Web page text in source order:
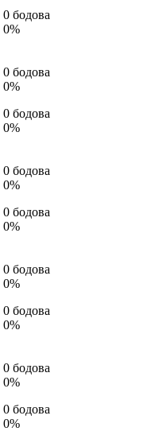
0 бодова
0%
0 бодова
0%
0 бодова
0%
0 бодова
0%
0 бодова
0%
0 бодова
0%
0 бодова
0%
0 бодова
0%
0 бодова
0%